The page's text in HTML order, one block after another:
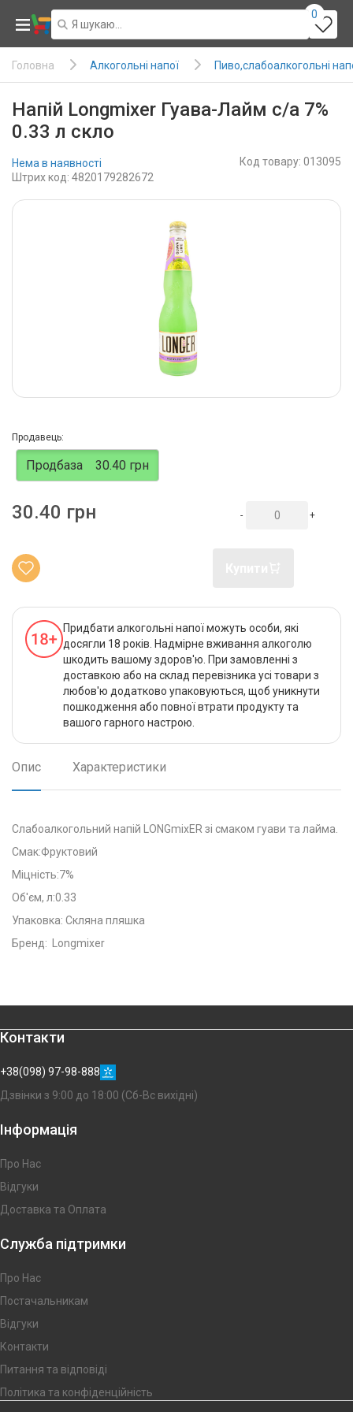
0
Головна Алкогольні напої Пиво,слабоалкогольні
Напій Longmixer Гуава-Лайм с/а 7%
0.33 л скло
Нема в наявності
Код товару: 013095
Штрих код: 4820179282672
Продавець:
Продбаза 30.40 грн
30.40 грн - +
Придбати алкогольні напої можуть особи, які
досягли 18 років. Надмірне вживання алкоголю
шкодить вашому здоров'ю. При замовленні з
доставкою або на склад перевізника усі товари з
любов'ю додатково упаковуються, щоб уникнути
пошкодження або повної втрати продукту та
вашого гарного настрою.
Опис Характеристики
Слабоалкогольний напій LONGmixER зі смаком гуави та лайма.
Смак:Фруктовий
Міцність:7%
Об'єм, л:0.33
Упаковка: Скляна пляшка
Бренд: Longmixer
Контакти
+38(098) 97-98-888
Дзвінки з 9:00 до 18:00 (Сб-Вс вихідні)
Інформація
Про Нас
Відгуки
Доставка та Оплата
Служба підтримки
Про Нас
Постачальникам
Відгуки
Контакти
Питання та відповіді
Політика та конфіденційність